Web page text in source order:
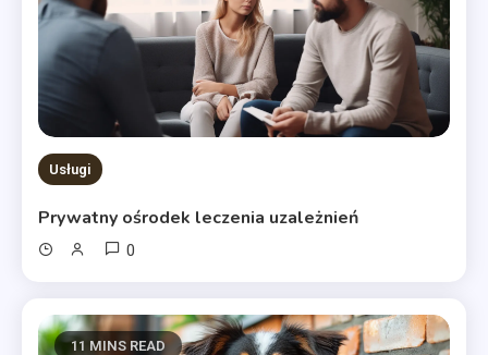
Usługi
Prywatny ośrodek leczenia uzależnień
0
11 MINS READ